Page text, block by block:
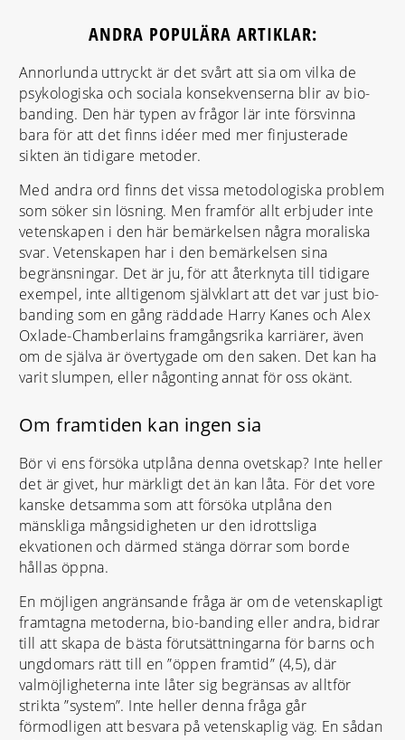
ANDRA POPULÄRA ARTIKLAR:
Annorlunda uttryckt är det svårt att sia om vilka de
psykologiska och sociala konsekvenserna blir av bio-
banding. Den här typen av frågor lär inte försvinna
bara för att det finns idéer med mer finjusterade
sikten än tidigare metoder.
Med andra ord finns det vissa metodologiska problem
som söker sin lösning. Men framför allt erbjuder inte
vetenskapen i den här bemärkelsen några moraliska
svar. Vetenskapen har i den bemärkelsen sina
begränsningar. Det är ju, för att återknyta till tidigare
exempel, inte alltigenom självklart att det var just bio-
banding som en gång räddade Harry Kanes och Alex
Oxlade-Chamberlains framgångsrika karriärer, även
om de själva är övertygade om den saken. Det kan ha
varit slumpen, eller någonting annat för oss okänt.
Om framtiden kan ingen sia
Bör vi ens försöka utplåna denna ovetskap? Inte heller
det är givet, hur märkligt det än kan låta. För det vore
kanske detsamma som att försöka utplåna den
mänskliga mångsidigheten ur den idrottsliga
ekvationen och därmed stänga dörrar som borde
hållas öppna.
En möjligen angränsande fråga är om de vetenskapligt
framtagna metoderna, bio-banding eller andra, bidrar
till att skapa de bästa förutsättningarna för barns och
ungdomars rätt till en ”öppen framtid” (4,5), där
valmöjligheterna inte låter sig begränsas av alltför
strikta ”system”. Inte heller denna fråga går
förmodligen att besvara på vetenskaplig väg. En sådan